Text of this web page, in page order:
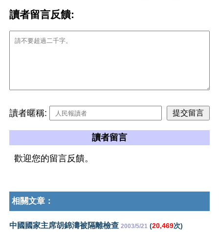
讀者留言反饋:
讀者暱稱:
讀者留言
歡迎您的留言反饋。
相關文章：
中國國家主席胡錦濤被隔離檢查 2003/5/21 (20,469次)